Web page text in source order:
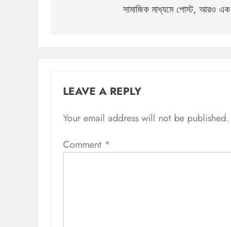
navigationসামাজিক মাধ্যমে পোস্ট, আরও
LEAVE A REPLY
Your email address will not be published.
Comment *